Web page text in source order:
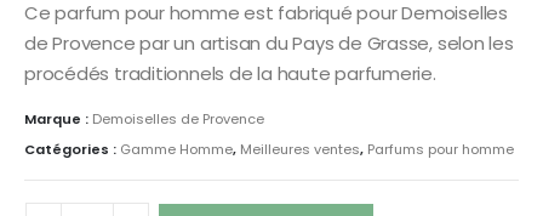
Ce parfum pour homme est fabriqué pour Demoiselles
de Provence par un artisan du Pays de Grasse, selon les
procédés traditionnels de la haute parfumerie.
Marque : Demoiselles de Provence
Catégories : Gamme Homme, Meilleures ventes, Parfums pour homme